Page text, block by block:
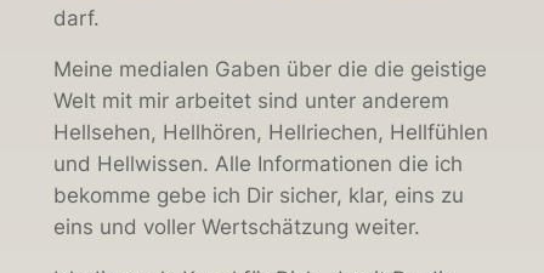
darf.
Meine medialen Gaben über die die geistige
Welt mit mir arbeitet sind unter anderem
Hellsehen, Hellhören, Hellriechen, Hellfühlen
und Hellwissen. Alle Informationen die ich
bekomme gebe ich Dir sicher, klar, eins zu
eins und voller Wertschätzung weiter.